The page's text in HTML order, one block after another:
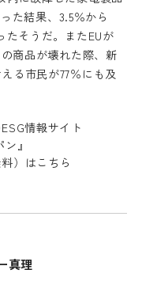
た結果、3.5％から
たそうだ。またEUが
商品が壊れた際、新
る市民が77％にも及
情報サイト
』
）はこちら
真理